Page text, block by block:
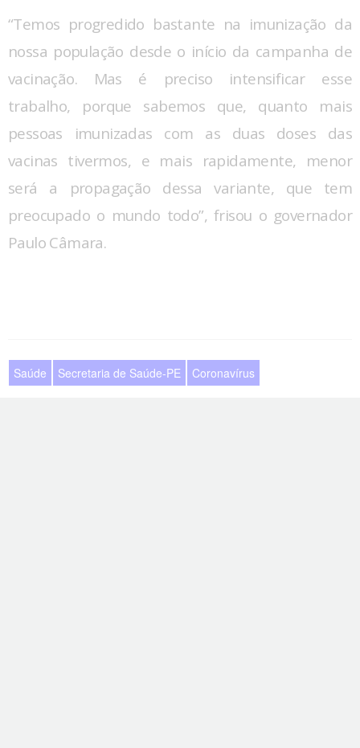
“Temos progredido bastante na imunização da
nossa população desde o início da campanha de
vacinação. Mas é preciso intensificar esse
trabalho, porque sabemos que, quanto mais
pessoas imunizadas com as duas doses das
vacinas tivermos, e mais rapidamente, menor
será a propagação dessa variante, que tem
preocupado o mundo todo”, frisou o governador
Paulo Câmara.
Saúde Secretaria de Saúde-PE Coronavírus